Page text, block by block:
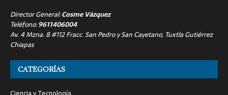
Director General:Cosme Vázquez
Teléfono:9611406004
Av. 4 Mzna. 8 #112 Fracc. San Pedro y San Cayetano, Tuxtla Gutiérrez
Chiapas
CATEGORÍAS